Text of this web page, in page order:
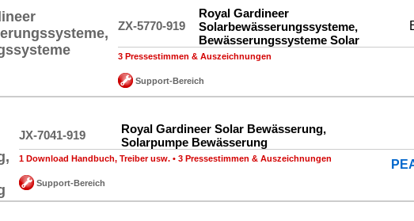
ZX-5770-919
Royal Gardineer
Solarbewässerungssysteme,
Bewässerungssysteme Solar
3 Pressestimmen & Auszeichnungen
Support-Bereich
JX-7041-919
Royal Gardineer Solar Bewässerung,
Solarpumpe Bewässerung
1 Download Handbuch, Treiber usw. • 3 Pressestimmen & Auszeichnungen
Support-Bereich